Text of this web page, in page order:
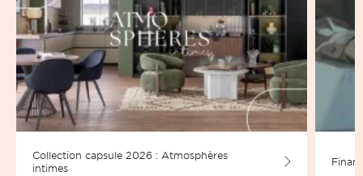
Collection capsule 2026 : Atmosphères
intimes